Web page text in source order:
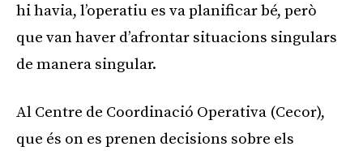
hi havia, l’operatiu es va planificar bé, però
que van haver d’afrontar situacions singulars
de manera singular.
Al Centre de Coordinació Operativa (Cecor),
que és on es prenen decisions sobre els